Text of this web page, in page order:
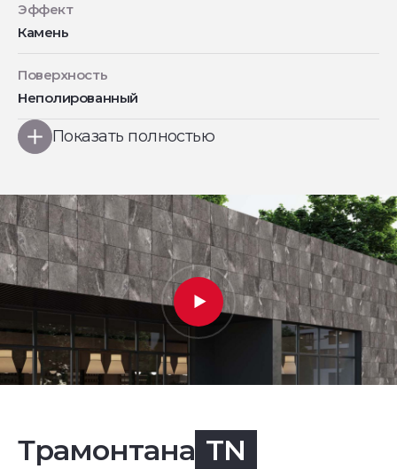
Эффект
Камень
Поверхность
Неполированный
Показать полностью
Трамонтана TN